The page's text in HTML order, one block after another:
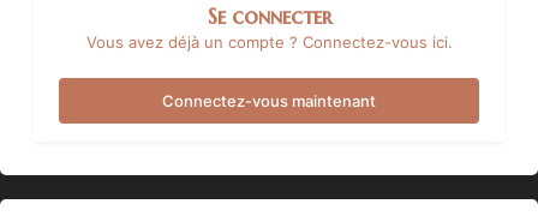
Se connecter
Vous avez déjà un compte ? Connectez-vous ici.
Connectez-vous maintenant